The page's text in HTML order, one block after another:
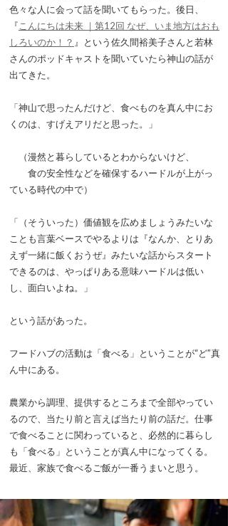
色々な人に会って話を聞いてもらった。後日、
『こんにちは未来 ｜第12回 なぜ、いま地方はおも
しろいのか！？ 』という佐久間裕美子さんと若林
さんのポッドキャストを聞いていたら神山の話が
出てきた。
「神山で思ったんだけど、食べものを真ん中にお
くのは、すげえアリだと思った。」
（漫然と暮らしているとわからないけど、
食の安全性などを確保するハードルが上がっ
ている時代の中で）
「（そういった）価値観を広めましょうみたいな
ことも言葉ベースでやるよりは『なんか、とりあ
えず一緒に飯くおうぜ』みたいな話からスタート
できるのは、やっぱりある意味ハードルは低い
し、面白いよね。」
という話があった。
フードハブの活動は「食べる」ということが“ど”真
ん中にある。
農業から調理、提供するところまで全部やってい
るので、当たり前と言えば当たり前の話だ。仕事
で食べることに関わっていると、必然的に暮らし
も「食べる」ということが真ん中になってくる。
最近、家族で食べるご飯が一番うまいと思う。